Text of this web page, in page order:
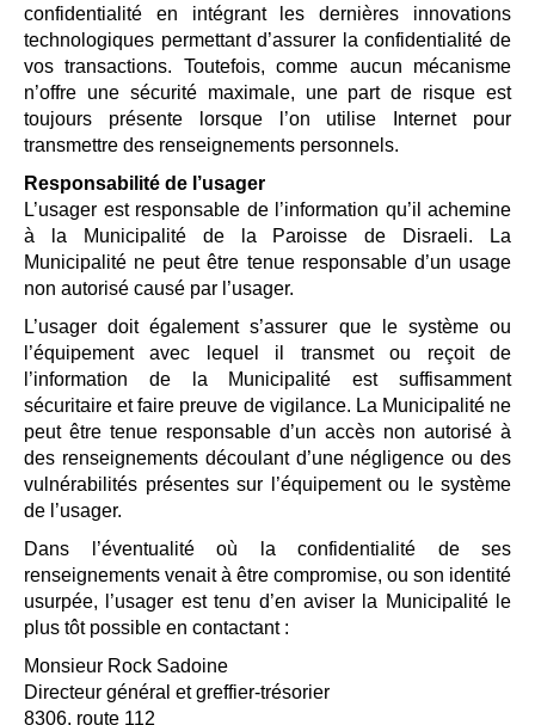
confidentialité en intégrant les dernières innovations
technologiques permettant d’assurer la confidentialité de
vos transactions. Toutefois, comme aucun mécanisme
n’offre une sécurité maximale, une part de risque est
toujours présente lorsque l’on utilise Internet pour
transmettre des renseignements personnels.
Responsabilité de l’usager
L’usager est responsable de l’information qu’il achemine
à la Municipalité de la Paroisse de Disraeli. La
Municipalité ne peut être tenue responsable d’un usage
non autorisé causé par l’usager.
L’usager doit également s’assurer que le système ou
l’équipement avec lequel il transmet ou reçoit de
l’information de la Municipalité est suffisamment
sécuritaire et faire preuve de vigilance. La Municipalité ne
peut être tenue responsable d’un accès non autorisé à
des renseignements découlant d’une négligence ou des
vulnérabilités présentes sur l’équipement ou le système
de l’usager.
Dans l’éventualité où la confidentialité de ses
renseignements venait à être compromise, ou son identité
usurpée, l’usager est tenu d’en aviser la Municipalité le
plus tôt possible en contactant :
Monsieur Rock Sadoine
Directeur général et greffier-trésorier
8306, route 112